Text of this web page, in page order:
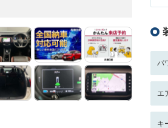
パ
エ
キ